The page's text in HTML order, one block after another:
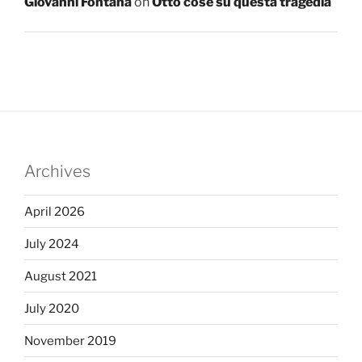
Archives
April 2026
July 2024
August 2021
July 2020
November 2019